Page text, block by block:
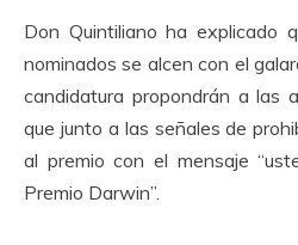
Don Quintiliano ha explicado
nominados se alcen con el
candidatura propondrán a las
que junto a las señales de
al premio con el mensaje
Premio Darwin”.